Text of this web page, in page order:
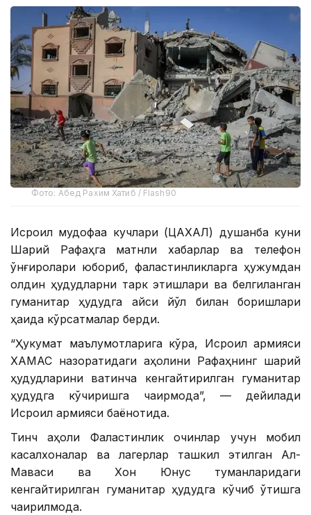
Фото: Абед Рахим Хатиб / Flash90
Исроил мудофаа кучлари (ЦАХАЛ) душанба куни
Шарқий Рафаҳга матнли хабарлар ва телефон
қўнғироқлари юбориб, фаластинликларга ҳужумдан
олдин ҳудудларни тарк этишлари ва белгиланган
гуманитар ҳудудга қайси йўл билан боришлари
ҳақида кўрсатмалар берди.
“Ҳукумат маълумотларига кўра, Исроил армияси
ХАМАС назоратидаги аҳолини Рафаҳнинг шарқий
ҳудудларини вақтинча кенгайтирилган гуманитар
ҳудудга кўчиришга чақирмоқда”, — дейилади
Исроил армияси баёнотида.
Тинч аҳоли Фаластинлик қочқинлар учун мобил
касалхоналар ва лагерлар ташкил этилган Ал-
Маваси ва Хон Юнус туманларидаги
кенгайтирилган гуманитар ҳудудга кўчиб ўтишга
чақирилмоқда.